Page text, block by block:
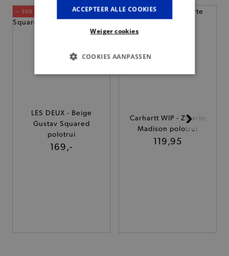
— 50% *
LES DEUX - Beige
Gustav Squared
polotrui
169,-
Carhartt WIP - Zwarte
Madison polotrui
119,95
ACCEPTEER ALLE COOKIES
Weiger cookies
COOKIES AANPASSEN
BASIS COOKIES
TARGETING
FUNCTIONALITEIT
De strikt noodzakelijke cookies verbeteren jouw